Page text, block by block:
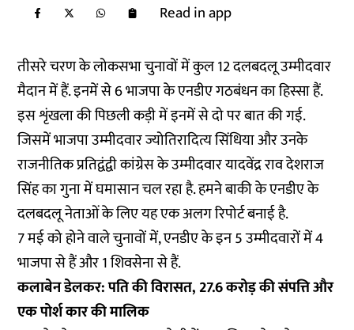
Read in app
तीसरे चरण के लोकसभा चुनावों में कुल 12 दलबदलू उम्मीदवार
मैदान में हैं. इनमें से 6 भाजपा के एनडीए गठबंधन का हिस्सा हैं.
इस शृंखला की पिछली कड़ी में इनमें से दो पर बात की गई.
जिसमें भाजपा उम्मीदवार ज्योतिरादित्य सिंधिया और उनके
राजनीतिक प्रतिद्वंद्वी कांग्रेस के उम्मीदवार यादवेंद्र राव देशराज
सिंह का गुना में घमासान चल रहा है. हमने बाकी के एनडीए के
दलबदलू नेताओं के लिए यह एक अलग रिपोर्ट बनाई है.
7 मई को होने वाले चुनावों में, एनडीए के इन 5 उम्मीदवारों में 4
भाजपा से हैं और 1 शिवसेना से हैं.
कलाबेन डेलकर: पति की विरासत, 27.6 करोड़ की संपत्ति और
एक पोर्श कार की मालिक